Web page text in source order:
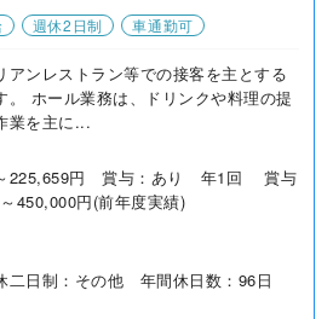
週休2日制 車通勤可
アンレストラン等での接客を主とする
。 ホール業務は、ドリンクや料理の提
業を主に...
225,659円 賞与：あり 年1回 賞与
450,000円(前年度実績)
日制：その他 年間休日数：96日